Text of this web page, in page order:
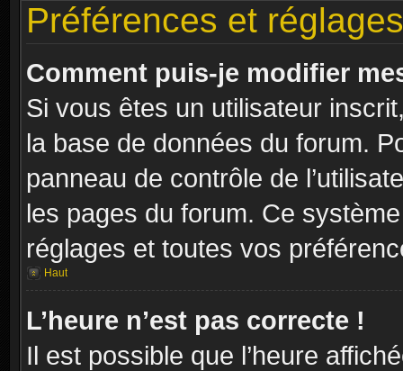
Préférences et
Comment puis-je modifier
Si vous êtes un utilisateur
la base de données du forum.
panneau de contrôle de
les pages du forum. Ce
réglages et toutes vos
Haut
L’heure n’est pas correcte !
Il est possible que l’heure